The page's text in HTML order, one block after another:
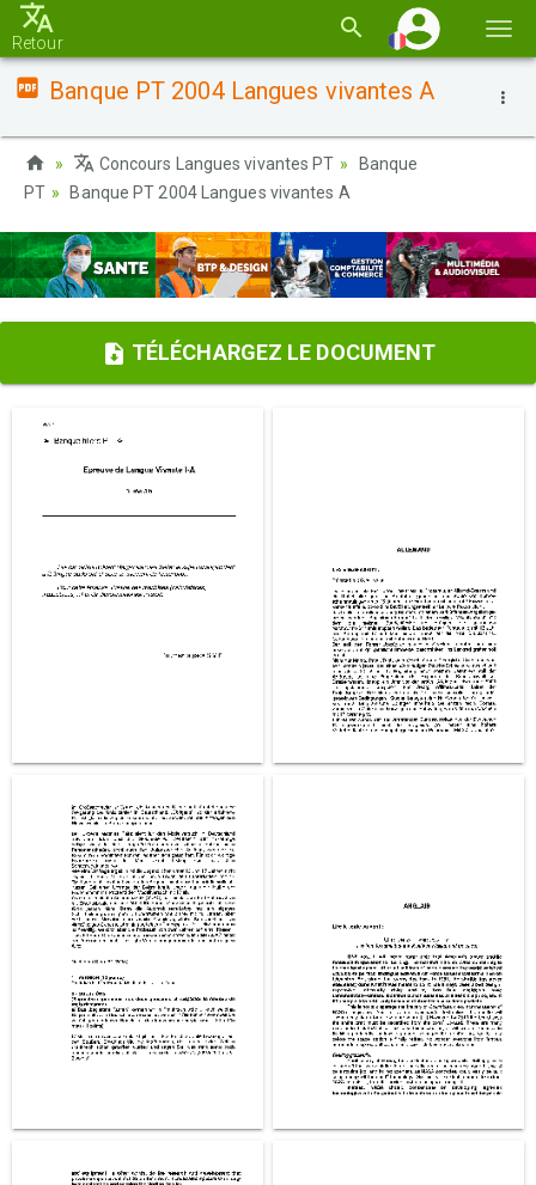
la
Retour
Banque PT 2004 Langues vivantes A
Concours Langues vivantes PT
Banque
PT
Banque PT 2004 Langues vivantes A
TÉLÉCHARGEZ LE DOCUMENT